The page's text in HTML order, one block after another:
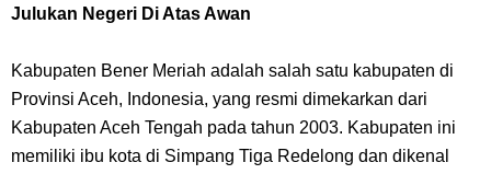
7 Fakta Elbaph One Piece, Menjadi Tempat Yang Sangat Ingin
Dikunjungi Usopp
Julukan Negeri Di Atas Awan
Kabupaten Bener Meriah adalah salah satu kabupaten di
Provinsi Aceh, Indonesia, yang resmi dimekarkan dari
Kabupaten Aceh Tengah pada tahun 2003. Kabupaten ini
memiliki ibu kota di Simpang Tiga Redelong dan dikenal